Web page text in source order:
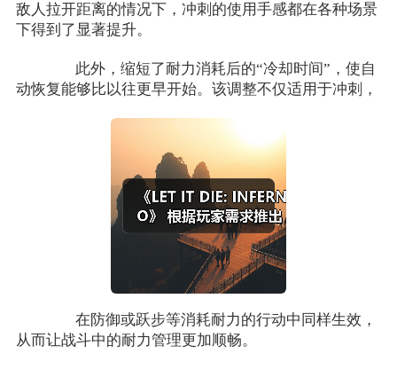
敌人拉开距离的情况下，冲刺的使用手感都在各种场景
下得到了显著提升。
此外，缩短了耐力消耗后的“冷却时间”，使自
动恢复能够比以往更早开始。该调整不仅适用于冲刺，
在防御或跃步等消耗耐力的行动中同样生效，
从而让战斗中的耐力管理更加顺畅。